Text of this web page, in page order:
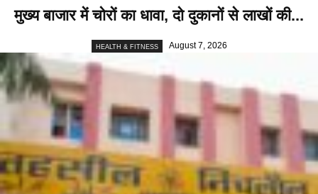
मुख्य बाजार में चोरों का धावा, दो दुकानों से लाखों की...
HEALTH & FITNESS August 7, 2026